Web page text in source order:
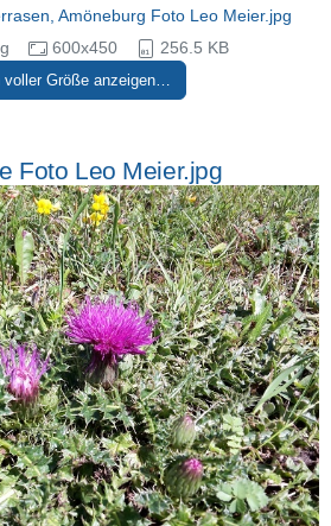
Amöneburg Foto Leo Meier.jpg
600x450 256.5 KB
voller Größe anzeigen…
Foto Leo Meier.jpg